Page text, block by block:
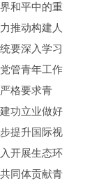
和平中的重
推动构建人
要深入学习
管青年工作
格要求青
功立业做好
提升国际视
开展生态环
同体贡献青